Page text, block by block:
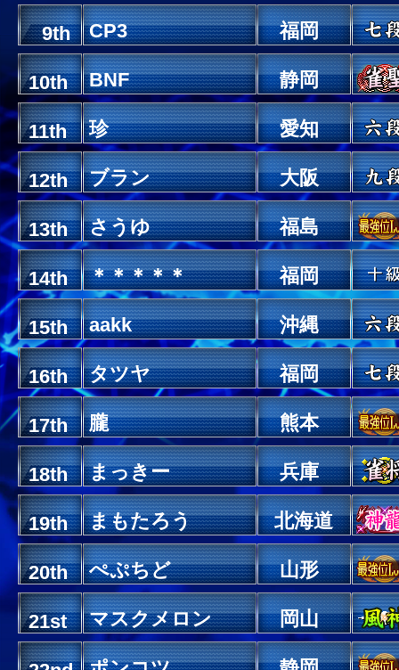
9th CP3 福岡
10th BNF 静岡
11th 珍 愛知
12th ブラン 大阪
13th さうゆ 福島
14th ＊＊＊＊＊ 福岡
15th aakk 沖縄
16th タツヤ 福岡
17th 朧 熊本
18th まっきー 兵庫
19th まもたろう 北海道
20th ぺぷちど 山形
21st マスクメロン 岡山